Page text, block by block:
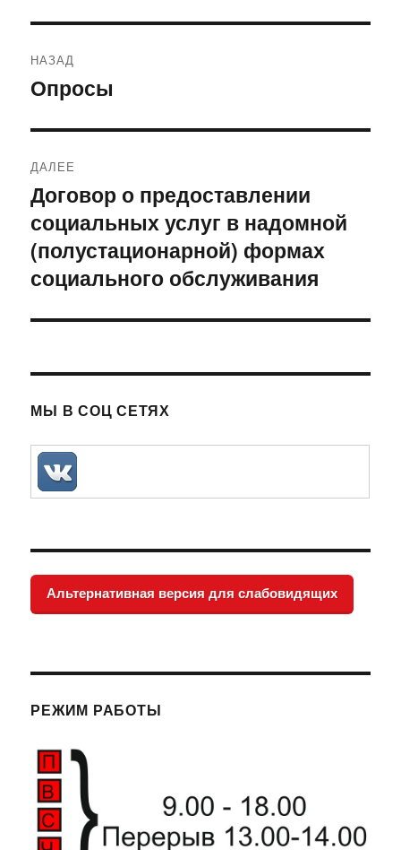
по
НАЗАД
Предыдущая
Опросы
ДАЛЕЕ
Следующая
запись:
Договор о предоставлении
социальных услуг в надомной
(полустационарной) формах
социального обслуживания
МЫ В СОЦ СЕТЯХ
Альтернативная версия для слабовидящих
РЕЖИМ РАБОТЫ